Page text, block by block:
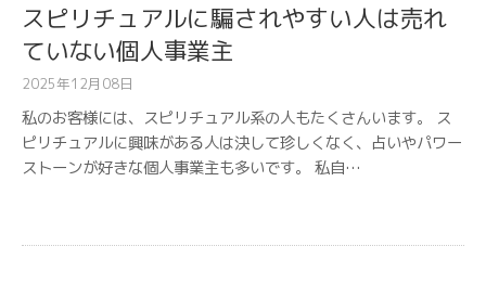
スピリチュアルに騙されやすい人は売れ
ていない個人事業主
2025年12月08日
私のお客様には、スピリチュアル系の人もたくさんいます。 ス
ピリチュアルに興味がある人は決して珍しくなく、占いやパワー
ストーンが好きな個人事業主も多いです。 私自…